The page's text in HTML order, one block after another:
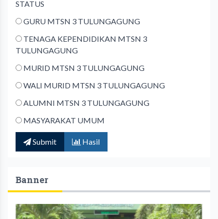
STATUS
GURU MTSN 3 TULUNGAGUNG
TENAGA KEPENDIDIKAN MTSN 3
TULUNGAGUNG
MURID MTSN 3 TULUNGAGUNG
WALI MURID MTSN 3 TULUNGAGUNG
ALUMNI MTSN 3 TULUNGAGUNG
MASYARAKAT UMUM
Submit Hasil
Banner